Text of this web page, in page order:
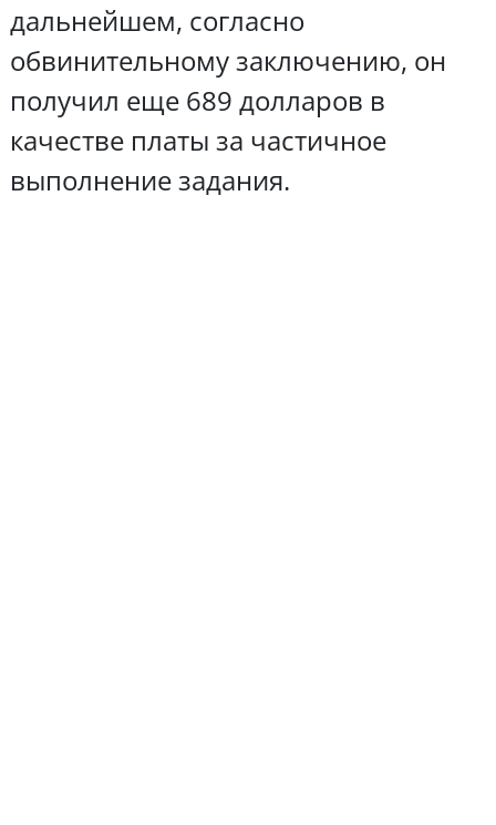
дальнейшем, согласно
обвинительному заключению, он
получил еще 689 долларов в
качестве платы за частичное
выполнение задания.